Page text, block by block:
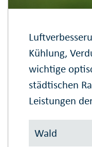
Kühlung,
wichtige
städtischen
Leistungen
Wald